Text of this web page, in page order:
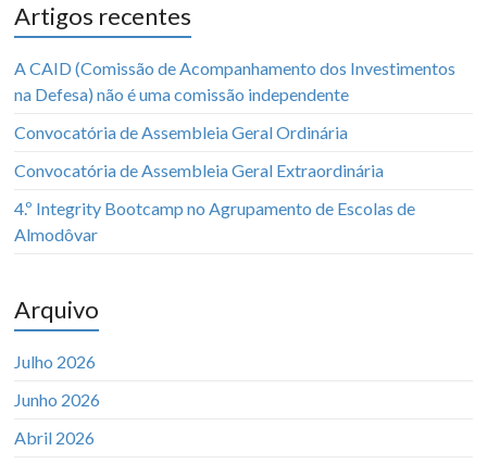
Artigos recentes
A CAID (Comissão de Acompanhamento dos Investimentos
na Defesa) não é uma comissão independente
Convocatória de Assembleia Geral Ordinária
Convocatória de Assembleia Geral Extraordinária
4.º Integrity Bootcamp no Agrupamento de Escolas de
Almodôvar
Arquivo
Julho 2026
Junho 2026
Abril 2026